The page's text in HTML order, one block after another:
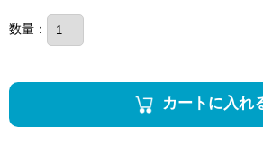
数量：
カートに入れ